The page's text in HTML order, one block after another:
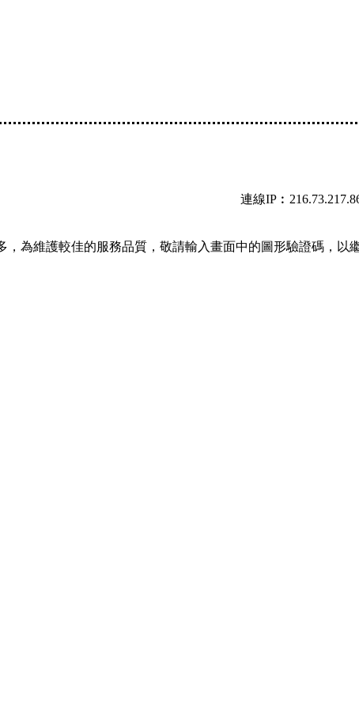
連線
為維護較佳的服務品質，敬請輸入畫面中的圖形驗證碼，以